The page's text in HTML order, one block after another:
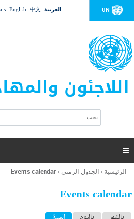
to navigation UN العربية 中文
English
اللاجئون
ت
ر
ل
ح
ب

أنت
هنا
الرئيسية › الجدول الزمني ›
Events calendar
Events calendar